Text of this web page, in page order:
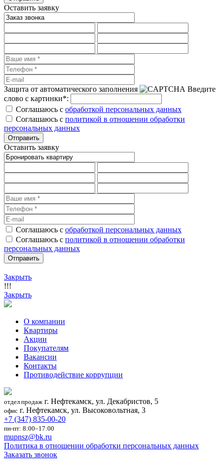
Оставить заявку
Защита от автоматического заполнения
Введите
слово с картинки*:
Соглашаюсь с обработкой персональных данных
Соглашаюсь с политикой в отношении обработки
персональных данных
Оставить заявку
Соглашаюсь с обработкой персональных данных
Соглашаюсь с политикой в отношении обработки
персональных данных
Закрыть
!!!
Закрыть
О компании
Квартиры
Акции
Покупателям
Вакансии
Контакты
Противодействие коррупции
отдел продаж г. Нефтекамск, ул. Декабристов, 5
офис г. Нефтекамск, ул. Высоковольтная, 3
+7 (347) 835-00-20
пн-пт: 8:00–17:00
mupnsz@bk.ru
Политика в отношении обработки персональных данных
Заказать звонок